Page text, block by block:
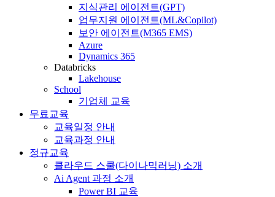
지식관리 에이전트(GPT)
업무지원 에이전트(ML&Copilot)
보안 에이전트(M365 EMS)
Azure
Dynamics 365
Databricks
Lakehouse
School
기업체 교육
무료교육
교육일정 안내
교육과정 안내
정규교육
클라우드 스쿨(다이나믹러닝) 소개
Ai Agent 과정 소개
Power BI 교육